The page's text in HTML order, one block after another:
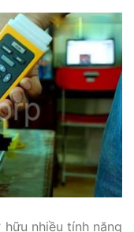
nhiều tính năng